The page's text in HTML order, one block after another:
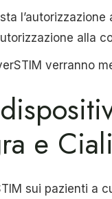
alla
verranno
e
sui pazienti a